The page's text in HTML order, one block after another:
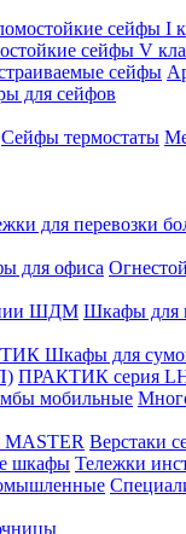
сейфы I
сейфы V
сейфы
для сейфов
Сейфы термостаты
для перевозки
для офиса
ШДМ Шкафы для
Шкафы для
ПРАКТИК серия
мобильные
MASTER Верстаки
шкафы Тележки